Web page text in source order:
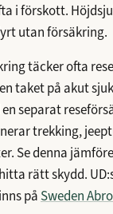
i förskott.
utan försäkring.
täcker ofta
taket på akut
separat
trekking,
Se denna
rätt skydd.
på Sweden